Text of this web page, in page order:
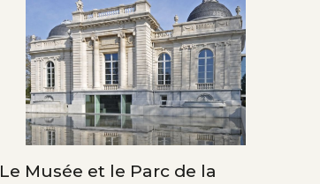
Le Musée et le Parc de la